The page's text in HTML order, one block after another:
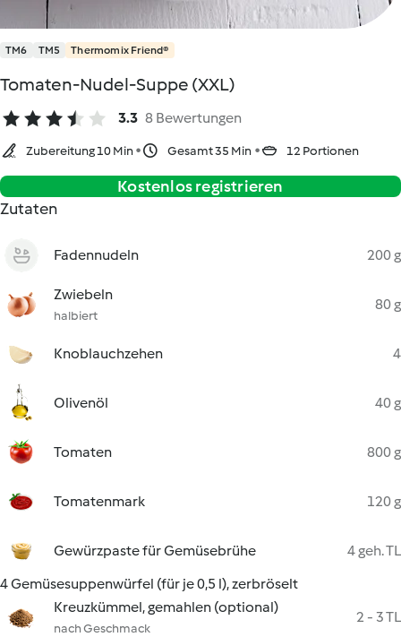
TM6 TM5 Thermomix Friend®
Tomaten-Nudel-Suppe (XXL)
3.3 8 Bewertungen
Zubereitung 10 Min Gesamt 35 Min 12 Portionen
Kostenlos registrieren
Zutaten
Fadennudeln 200 g
Zwiebeln
halbiert
80 g
Knoblauchzehen 4
Olivenöl 40 g
Tomaten 800 g
Tomatenmark 120 g
Gewürzpaste für Gemüsebrühe
4 geh. TL
4 Gemüsesuppenwürfel (für je 0,5 l), zerbröselt
Kreuzkümmel, gemahlen (optional)
nach Geschmack
2 - 3 TL